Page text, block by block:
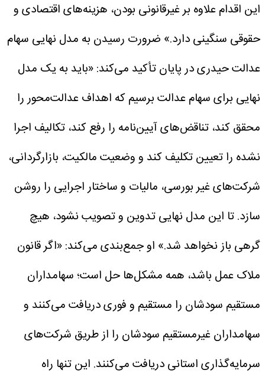
این اقدام علاوه بر غیرقانونی بودن، هزینه‌های اقتصادی و
حقوقی سنگینی دارد.» ضرورت رسیدن به مدل نهایی سهام
عدالتحیدری در پایان تأکید می‌کند: «باید به یک مدل
نهایی برای سهام عدالت برسیم که اهداف عدالت‌محور را
محقق کند، تناقض‌های آیین‌نامه را رفع کند، تکالیف اجرا
نشده را تعیین تکلیف کند و وضعیت مالکیت، بازارگردانی،
شرکت‌های غیر بورسی، مالیات و ساختار اجرایی را روشن
سازد. تا این مدل نهایی تدوین و تصویب نشود، هیچ
گرهی باز نخواهد شد.» او جمع‌بندی می‌کند: «اگر قانون
ملاک عمل باشد، همه مشکل‌ها حل است؛ سهامداران
مستقیم سودشان را مستقیم و فوری دریافت می‌کنند و
سهامداران غیرمستقیم سودشان را از طریق شرکت‌های
سرمایه‌گذاری استانی دریافت می‌کنند. این تنها راه